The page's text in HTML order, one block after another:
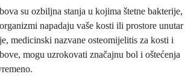
su ozbiljna stanja u kojima štetne bakterije,
napadaju vaše kosti ili prostore unutar
medicinski nazvane osteomijelitis za kosti i
mogu uzrokovati značajnu bol i oštećenja